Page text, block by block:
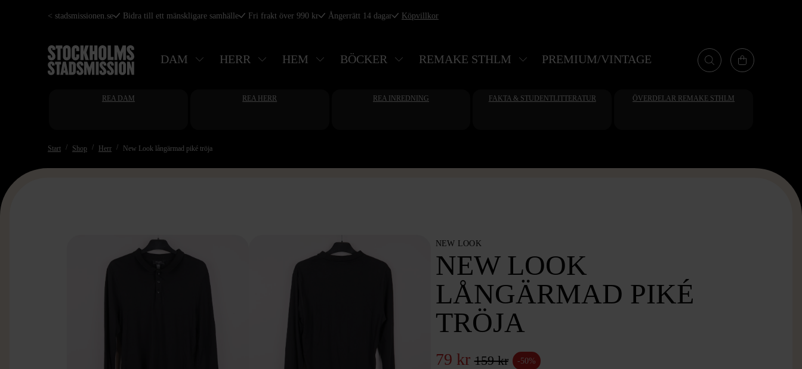
Hoppa
huvudinnehåll
< stadsmissionen.se Bidra till ett mänskligare samhälle Fri frakt över 990 kr Ångerrätt 14 dagar Köpvillkor
DAM HERR HEM BÖCKER REMAKE STHLM PREMIUM/VINTAGE
REA DAM REA HERR REA INREDNING FAKTA & STUDENTLITTERATUR ÖVERDELAR REMAKE STHLM
Start Shop Herr New Look långärmad piké tröja
NEW LOOK
NEW LOOK
LÅNGÄRMAD PIKÉ
TRÖJA
79 kr 159 kr -50%